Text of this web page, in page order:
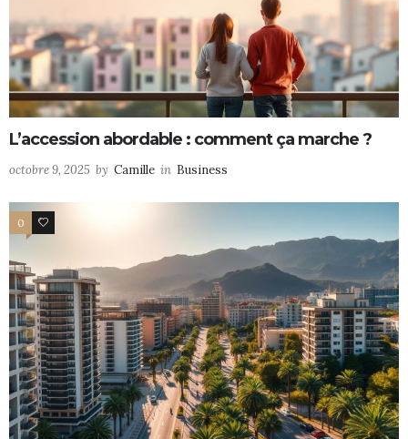
L’accession abordable : comment ça marche ?
octobre 9, 2025 by Camille in Business
0 0